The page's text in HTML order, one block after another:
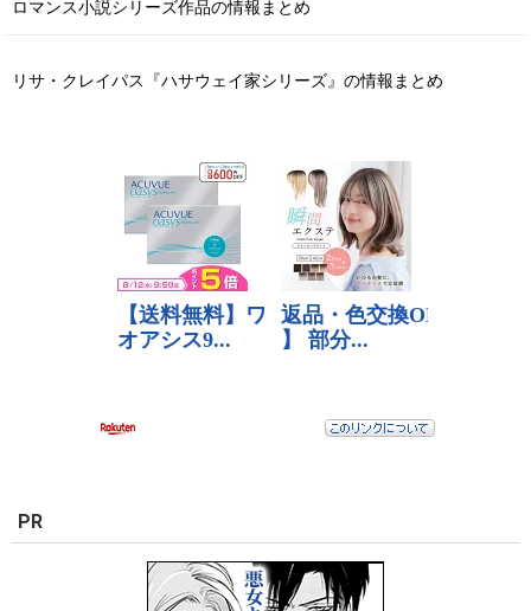
ロマンス小説シリーズ作品の情報まとめ
リサ・クレイパス『ハサウェイ家シリーズ』の情報まとめ
PR